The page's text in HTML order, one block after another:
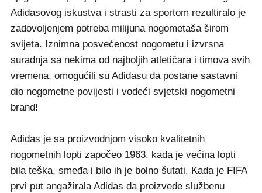
Adidasovog iskustva i strasti za sportom rezultiralo je
zadovoljenjem potreba milijuna nogometaša širom
svijeta. Iznimna posvećenost nogometu i izvrsna
suradnja sa nekima od najboljih atletičara i timova svih
vremena, omogućili su Adidasu da postane sastavni
dio nogometne povijesti i vodeći svjetski nogometni
brand!
Adidas je sa proizvodnjom visoko kvalitetnih
nogometnih lopti započeo 1963. kada je većina lopti
bila teška, smeđa i bilo ih je bolno šutati. Kada je FIFA
prvi put angažirala Adidas da proizvede službenu